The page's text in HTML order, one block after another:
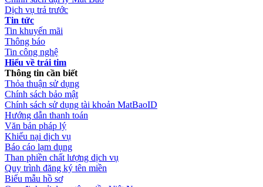
Dịch vụ trả trước
Tin tức
Tin khuyến mãi
Thông báo
Tin công nghệ
Hiểu về trái tim
Thông tin cần biết
Thỏa thuận sử dụng
Chính sách bảo mật
Chính sách sử dụng tài khoản MatBaoID
Hướng dẫn thanh toán
Văn bản pháp lý
Khiếu nại dịch vụ
Báo cáo lạm dụng
Than phiền chất lượng dịch vụ
Quy trình đăng ký tên miền
Biểu mẫu hồ sơ